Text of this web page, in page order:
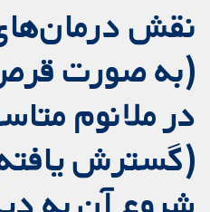
نقش
(به صورت قرص
در ملانوم
(گسترش یافته